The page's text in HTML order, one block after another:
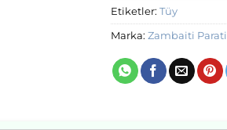
Etiketler: Tüy
Marka: Zambaiti Parati